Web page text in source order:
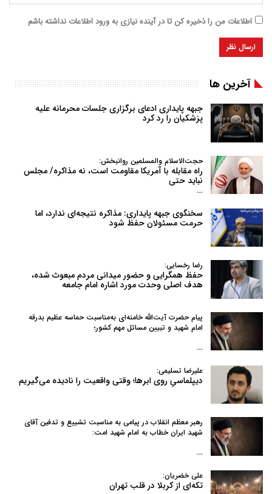
اطلاعات من را ذخیره کن تا در آینده نیازی به ورود اطلاعات نداشته باشم
آخرین ها
جبهه پایداری ادعای برگزاری جلسات محرمانه علیه
پزشکیان را رد کرد
حجت‌الاسلام والمسلمین روانبخش:
راه مقابله با آمریکا مقاومت است، نه مذاکره/ مجلس
نباید حتی
…
سخنگوی جبهه پایداری: مذاکره نتیجه‌ای ندارد، اما
حرمت مسئولان حفظ شود
رضا رخسایی:
حفظ همگرایی و حضور میدانی مردم مبعوث شده،
هدف اصلی وحدت مورد اشاره امام جامعه
پیام حضرت آیت‌الله خامنه‌ای به‌مناسبت حماسه عظیم بدرقه
امام شهید و تبیین مسائل مهم کشور؛
…
علیرضا تسلیمی:
دیپلماسیِ روی ابرها؛ وقتی واقعیت را نادیده می‌گیریم
رهبر معظم انقلاب در پیامی به‌ مناسبت تشییع و تدفین آقای
شهید ایران خطاب به امام شهید امت:
…
علی خضریان:
تکه‌ای از کربلا در قلب تهران